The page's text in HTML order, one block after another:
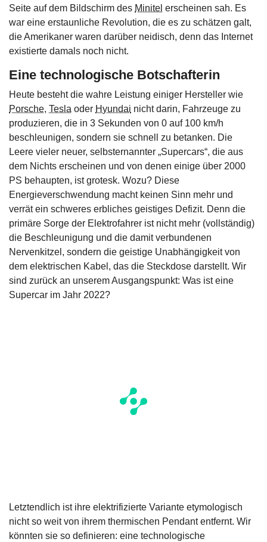
Seite auf dem Bildschirm des Minitel erscheinen sah. Es
war eine erstaunliche Revolution, die es zu schätzen galt,
die Amerikaner waren darüber neidisch, denn das Internet
existierte damals noch nicht.
Eine technologische Botschafterin
Heute besteht die wahre Leistung einiger Hersteller wie
Porsche, Tesla oder Hyundai nicht darin, Fahrzeuge zu
produzieren, die in 3 Sekunden von 0 auf 100 km/h
beschleunigen, sondern sie schnell zu betanken. Die
Leere vieler neuer, selbsternannter „Supercars“, die aus
dem Nichts erscheinen und von denen einige über 2000
PS behaupten, ist grotesk. Wozu? Diese
Energieverschwendung macht keinen Sinn mehr und
verrät ein schweres erbliches geistiges Defizit. Denn die
primäre Sorge der Elektrofahrer ist nicht mehr (vollständig)
die Beschleunigung und die damit verbundenen
Nervenkitzel, sondern die geistige Unabhängigkeit von
dem elektrischen Kabel, das die Steckdose darstellt. Wir
sind zurück an unserem Ausgangspunkt: Was ist eine
Supercar im Jahr 2022?
Letztendlich ist ihre elektrifizierte Variante etymologisch
nicht so weit von ihrem thermischen Pendant entfernt. Wir
könnten sie so definieren: eine technologische